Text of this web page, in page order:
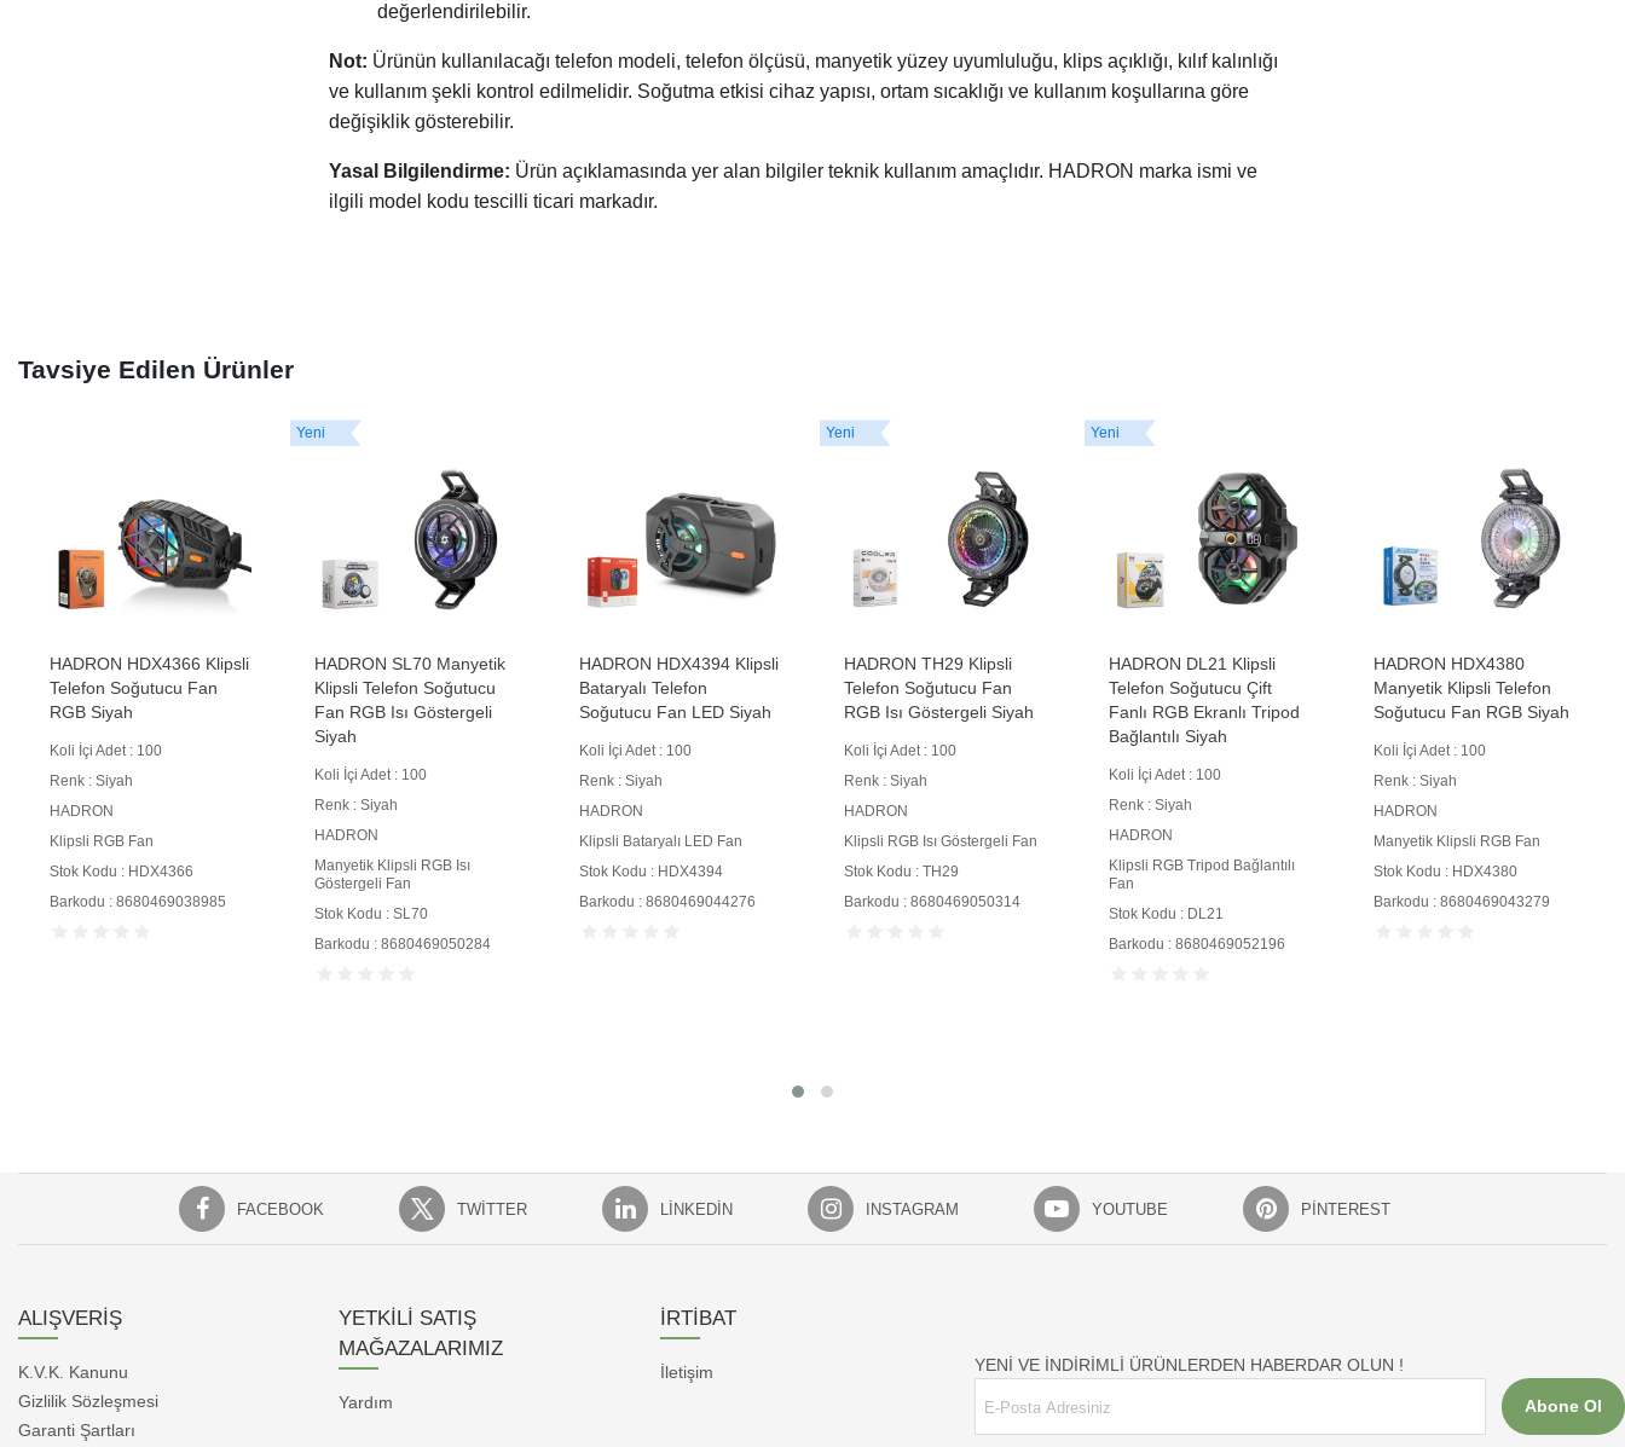
değerlendirilebilir.
Not: Ürünün kullanılacağı telefon modeli, telefon ölçüsü, manyetik yüzey uyumluluğu, klips açıklığı, kılıf kalınlığı
ve kullanım şekli kontrol edilmelidir. Soğutma etkisi cihaz yapısı, ortam sıcaklığı ve kullanım koşullarına göre
değişiklik gösterebilir.
Yasal Bilgilendirme: Ürün açıklamasında yer alan bilgiler teknik kullanım amaçlıdır. HADRON marka ismi ve
ilgili model kodu tescilli ticari markadır.
Tavsiye Edilen Ürünler
HADRON HDX4366 Klipsli
Telefon Soğutucu Fan
RGB Siyah
Koli İçi Adet : 100
Renk : Siyah
HADRON
Klipsli RGB Fan
Stok Kodu : HDX4366
Barkodu : 8680469038985
Yeni
HADRON SL70 Manyetik
Klipsli Telefon Soğutucu
Fan RGB Isı Göstergeli
Siyah
Koli İçi Adet : 100
Renk : Siyah
HADRON
Manyetik Klipsli RGB Isı
Göstergeli Fan
Stok Kodu : SL70
Barkodu : 8680469050284
HADRON HDX4394 Klipsli
Bataryalı Telefon
Soğutucu Fan LED Siyah
Koli İçi Adet : 100
Renk : Siyah
HADRON
Klipsli Bataryalı LED Fan
Stok Kodu : HDX4394
Barkodu : 8680469044276
Yeni
HADRON TH29 Klipsli
Telefon Soğutucu Fan
RGB Isı Göstergeli Siyah
Koli İçi Adet : 100
Renk : Siyah
HADRON
Klipsli RGB Isı Göstergeli Fan
Stok Kodu : TH29
Barkodu : 8680469050314
Yeni
HADRON DL21 Klipsli
Telefon Soğutucu Çift
Fanlı RGB Ekranlı Tripod
Bağlantılı Siyah
Koli İçi Adet : 100
Renk : Siyah
HADRON
Klipsli RGB Tripod Bağlantılı
Fan
Stok Kodu : DL21
Barkodu : 8680469052196
HADRON HDX4380
Manyetik Klipsli Telefon
Soğutucu Fan RGB Siyah
Koli İçi Adet : 100
Renk : Siyah
HADRON
Manyetik Klipsli RGB Fan
Stok Kodu : HDX4380
Barkodu : 8680469043279
FACEBOOK TWITTER LINKEDIN INSTAGRAM YOUTUBE PINTEREST
ALIŞVERİŞ
K.V.K. Kanunu
Gizlilik Sözleşmesi
Garanti Şartları
YETKİLİ SATIŞ
MAĞAZALARIMIZ
Yardım
İRTİBAT
İletişim YENİ VE İNDİRİMLİ ÜRÜNLERDEN HABERDAR OLUN !
Abone Ol